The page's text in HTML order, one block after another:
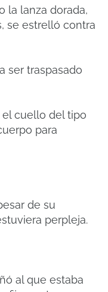
la lanza dorada,
se estrelló contra
ser traspasado
cuello del tipo
para
de su
perpleja.
al que estaba